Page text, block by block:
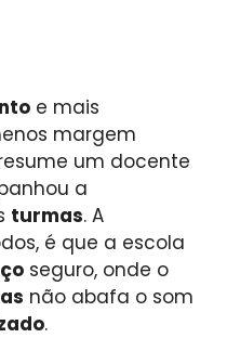
e mais
margem
resume um docente
a
turmas. A
é que a escola
seguro, onde o
não abafa o som
.